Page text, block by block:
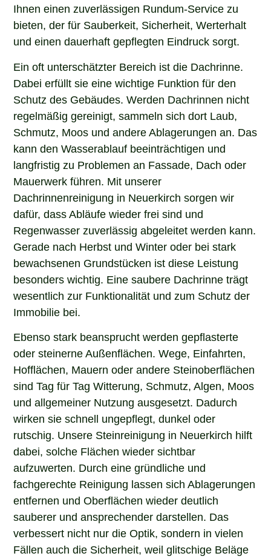
Ihnen einen zuverlässigen Rundum-Service zu
bieten, der für Sauberkeit, Sicherheit, Werterhalt
und einen dauerhaft gepflegten Eindruck sorgt.
Ein oft unterschätzter Bereich ist die Dachrinne.
Dabei erfüllt sie eine wichtige Funktion für den
Schutz des Gebäudes. Werden Dachrinnen nicht
regelmäßig gereinigt, sammeln sich dort Laub,
Schmutz, Moos und andere Ablagerungen an. Das
kann den Wasserablauf beeinträchtigen und
langfristig zu Problemen an Fassade, Dach oder
Mauerwerk führen. Mit unserer
Dachrinnenreinigung in Neuerkirch sorgen wir
dafür, dass Abläufe wieder frei sind und
Regenwasser zuverlässig abgeleitet werden kann.
Gerade nach Herbst und Winter oder bei stark
bewachsenen Grundstücken ist diese Leistung
besonders wichtig. Eine saubere Dachrinne trägt
wesentlich zur Funktionalität und zum Schutz der
Immobilie bei.
Ebenso stark beansprucht werden gepflasterte
oder steinerne Außenflächen. Wege, Einfahrten,
Hofflächen, Mauern oder andere Steinoberflächen
sind Tag für Tag Witterung, Schmutz, Algen, Moos
und allgemeiner Nutzung ausgesetzt. Dadurch
wirken sie schnell ungepflegt, dunkel oder
rutschig. Unsere Steinreinigung in Neuerkirch hilft
dabei, solche Flächen wieder sichtbar
aufzuwerten. Durch eine gründliche und
fachgerechte Reinigung lassen sich Ablagerungen
entfernen und Oberflächen wieder deutlich
sauberer und ansprechender darstellen. Das
verbessert nicht nur die Optik, sondern in vielen
Fällen auch die Sicherheit, weil glitschige Beläge